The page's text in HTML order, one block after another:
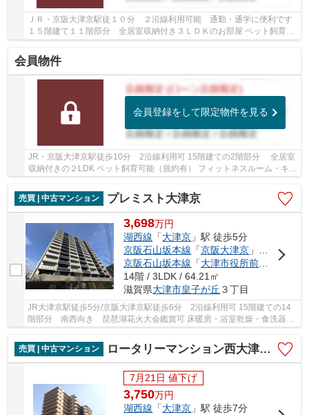
ＪＲ・京阪大津京駅徒１０分 ２沿線利用可能 通勤・通学に便利です
１５階建て１１階部分 全居室収納付き３ＬＤＫのお部屋 ペット飼育可
能(規約有) 共用施設が充実しています 南東...
会員物件
会員登録をして限定物件を見る
JR・京阪大津京駅徒歩10分 2沿線利用可 15階建ての2階部分 全居室
収納付きの２LDK ペット飼育可能（規約有） フィットネスルーム・キッ
売買 | 中古マンション
プレミスト大津京
3,698万円
湖西線 「大津京 」駅 徒歩5分
京阪石山坂本線 「京阪大津京 」駅 徒歩6分
京阪石山坂本線 「大津市役所前」駅 徒歩
14階 / 3LDK / 64.21㎡
滋賀県大津市皇子が丘 ３丁目
JR大津京駅徒歩5分/京阪大津京駅徒歩6分 2沿線利用可 15階建ての14
階部分 南西向き 琵琶湖花火大会鑑賞可 床暖房・浴室乾燥・食洗器・
売買 | 中古マンション
ロータリーマンション西大津Ⅲ番館
7月21日 値下げ
3,750万円
湖西線 「大津京 」駅 徒歩7分